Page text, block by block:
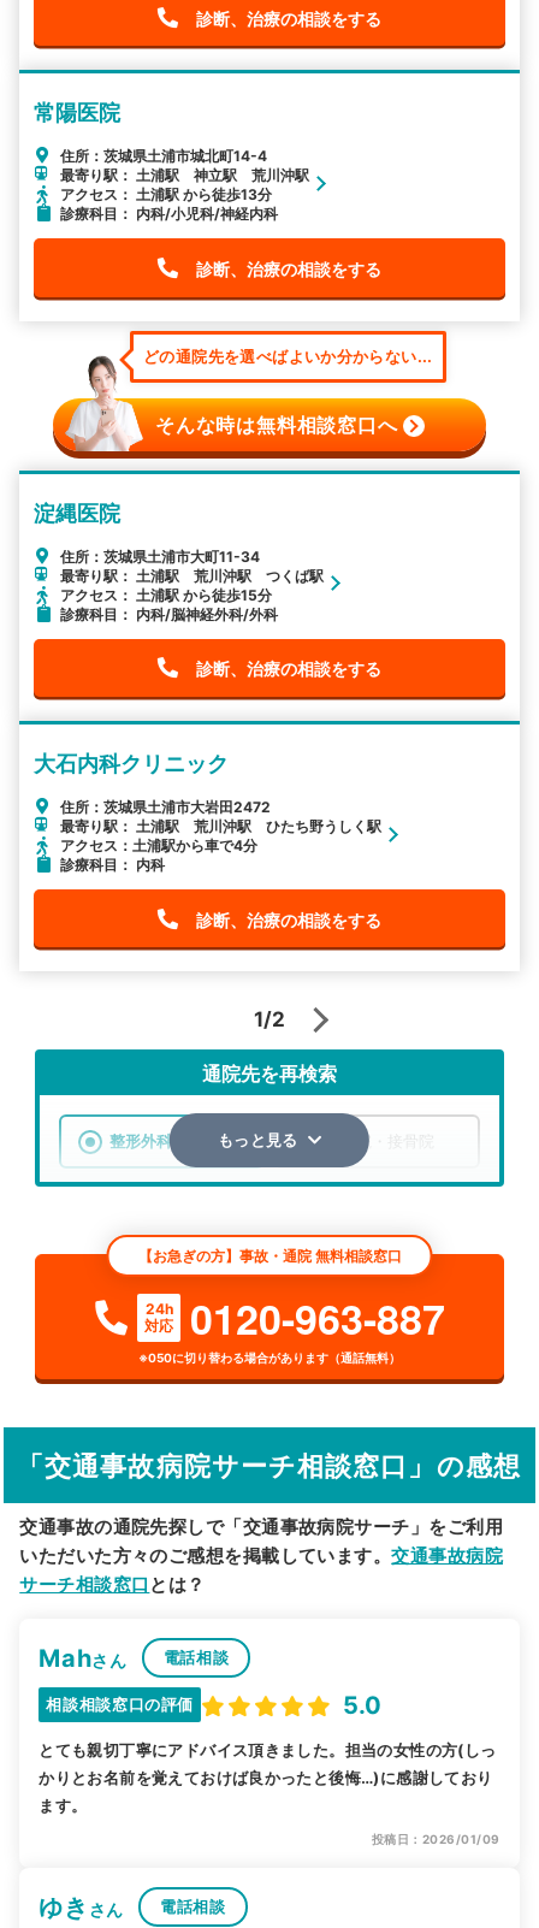
診断、治療の相談をする
常陽医院
住所：茨城県土浦市城北町14-4
最寄り駅： 土浦駅 神立駅 荒川沖駅
アクセス： 土浦駅 から徒歩13分
診療科目： 内科/小児科/神経内科
診断、治療の相談をする
どの通院先を選べばよいか分からない...
そんな時は無料相談窓口へ
淀縄医院
住所：茨城県土浦市大町11-34
最寄り駅： 土浦駅 荒川沖駅 つくば駅
アクセス： 土浦駅 から徒歩15分
診療科目： 内科/脳神経外科/外科
診断、治療の相談をする
大石内科クリニック
住所：茨城県土浦市大岩田2472
最寄り駅： 土浦駅 荒川沖駅 ひたち野うしく駅
アクセス：土浦駅から車で4分
診療科目： 内科
診断、治療の相談をする
1/2
通院先を再検索
整形外科 整骨院・接骨院
検索する
詳細条件で絞り込む
その他の検索方法
駅から探す 院名から探す
もっと見る
【お急ぎの方】事故・通院 無料相談窓口
24h
対応
0120-963-887
※050に切り替わる場合があります（通話無料）
「交通事故病院サーチ相談窓口」の感想
交通事故の通院先探しで「交通事故病院サーチ」をご利用
いただいた方々のご感想を掲載しています。交通事故病院
サーチ相談窓口 とは？
Mahさん 電話相談
相談相談窓口の評価 5.0
とても親切丁寧にアドバイス頂きました。担当の女性の方(しっ
かりとお名前を覚えておけば良かったと後悔…)に感謝しており
ます。
投稿日：2026/01/09
ゆき さん 電話相談